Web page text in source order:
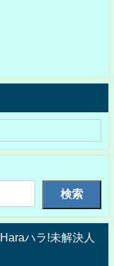
検索
ハラ!未解決人